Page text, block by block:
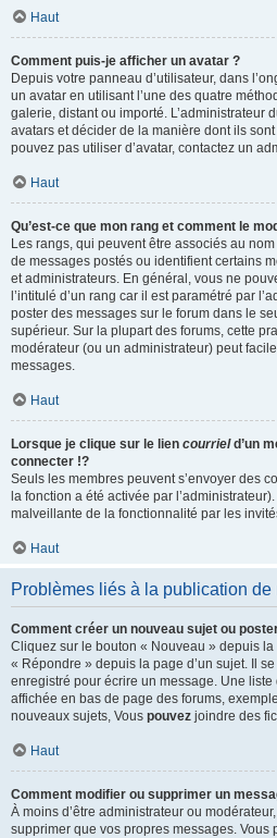
Haut
Comment puis-je afficher un avatar ?
Depuis votre panneau d’utilisateur, dans
un avatar en utilisant l’une des quatre
galerie, distant ou importé. L’administrateur
avatars et décider de la manière dont ils
pouvez pas utiliser d’avatar, contactez un
Haut
Qu’est-ce que mon rang et comment le
Les rangs, qui peuvent être associés au
de messages postés ou identifient certains
et administrateurs. En général, vous ne
l’intitulé d’un rang car il est paramétré par
poster des messages sur le forum dans le
supérieur. Sur la plupart des forums, cette
modérateur (ou un administrateur) peut
messages.
Haut
Lorsque je clique sur le lien courrield’un
connecter !?
Seuls les membres peuvent s’envoyer des
la fonction a été activée par
malveillante de la fonctionnalité par les
Haut
Problèmes liés à la publication de
Comment créer un nouveau sujet ou
Cliquez sur le bouton « Nouveau » depuis la
« Répondre » depuis la page d’un sujet. Il
enregistré pour écrire un message. Une
affichée en bas de page des forums,
nouveaux sujets, Vous pouvez joindre des
Haut
Comment modifier ou supprimer un
À moins d’être administrateur ou
supprimer que vos propres messages. Vous